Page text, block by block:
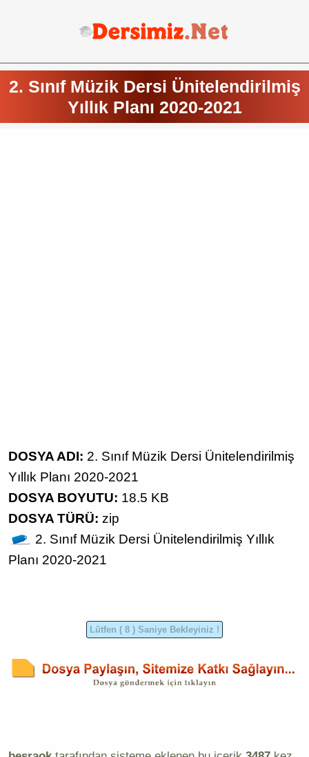
2. Sınıf Müzik Dersi Ünitelendirilmiş
Yıllık Planı 2020-2021
DOSYA ADI: 2. Sınıf Müzik Dersi Ünitelendirilmiş
Yıllık Planı 2020-2021
DOSYA BOYUTU: 18.5 KB
DOSYA TÜRÜ: zip
2. Sınıf Müzik Dersi Ünitelendirilmiş Yıllık
Planı 2020-2021